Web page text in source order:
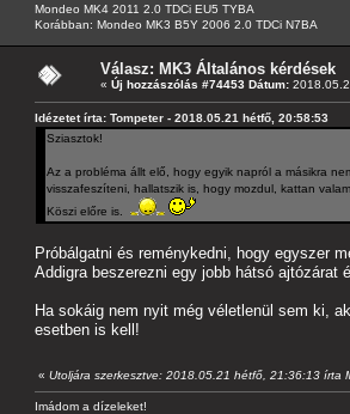
Mondeo MK4 2011 2.0 TDCi EU5 TYBA
Korábban: Mondeo MK3 B5Y 2006 2.0 TDCi N7BA
Válasz: MK3 Általános kérdések
« Új hozzászólás #74453 Dátum:
Idézetet írta: Tompeter - 2018.05.21 hétfő, 20:58:53
Sziasztok!
Az a probléma állt elő, hogy egyik napról a másikra
visszafeszíteni, hallatszik is, hogy mozdul, kattan
Köszi előre is.
Próbálgatni és reménykedni, hogy egyszer
Addigra beszerezni egy jobb hátsó
Ha sokáig nem nyit még véletlenül sem ki,
esetben is kell!
« Utoljára szerkesztve: 2018.05.21 hétfő, 21:36:13 írta
Imádom a dízeleket!